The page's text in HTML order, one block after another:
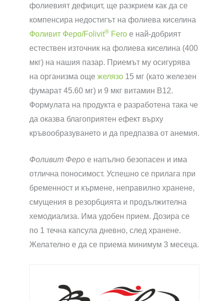
фолиевият дефицит, ще разкрием как да се
компенсира недостигът на фолиева киселина
Фоливит Феро/Folivit® Fero е най-добрият
естествен източник на фолиева киселина (400
мкг) на нашия пазар. Приемът му осигурява
на организма още желязо 15 мг (като железен
фумарат 45.60 мг) и 9 мкг витамин В12.
Формулата на продукта е разработена така че
да оказва благоприятен ефект върху
кръвообразуването и да предпазва от анемия.
Фоливит Феро е напълно безопасен и има
отлична поносимост. Успешно се прилага при
бременност и кърмене, неправилно хранене,
смущения в резорбцията и продължителна
хемодиализа. Има удобен прием. Дозира се
по 1 течна капсула дневно, след хранене.
Желателно е да се приема минимум 3 месеца.